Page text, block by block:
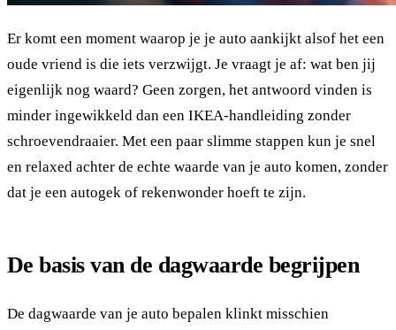
Er komt een moment waarop je je auto aankijkt alsof het een
oude vriend is die iets verzwijgt. Je vraagt je af: wat ben jij
eigenlijk nog waard? Geen zorgen, het antwoord vinden is
minder ingewikkeld dan een IKEA-handleiding zonder
schroevendraaier. Met een paar slimme stappen kun je snel
en relaxed achter de echte waarde van je auto komen, zonder
dat je een autogek of rekenwonder hoeft te zijn.
De basis van de dagwaarde begrijpen
De dagwaarde van je auto bepalen klinkt misschien